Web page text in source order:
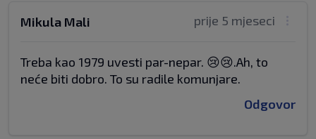
prije 5 mjeseci
Mikula Mali
Treba kao 1979 uvesti par-nepar. 😢😢.Ah, to
neće biti dobro. To su radile komunjare.
Odgovor